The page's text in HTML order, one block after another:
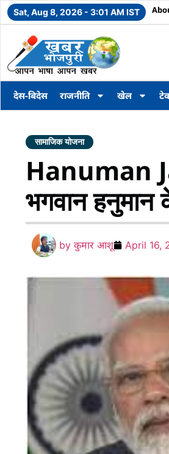
Sat, Aug 8, 2026 - 3:01 AM IST
देस-बिदेस राजनीति खेल
सामाजिक योजना
Hanuman
भगवान हनुमान
by कुमार आशू April 16,